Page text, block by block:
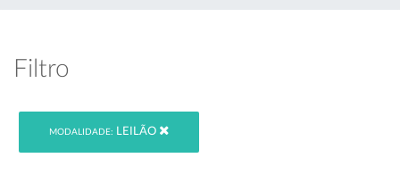
Filtro
MODALIDADE: LEILÃO